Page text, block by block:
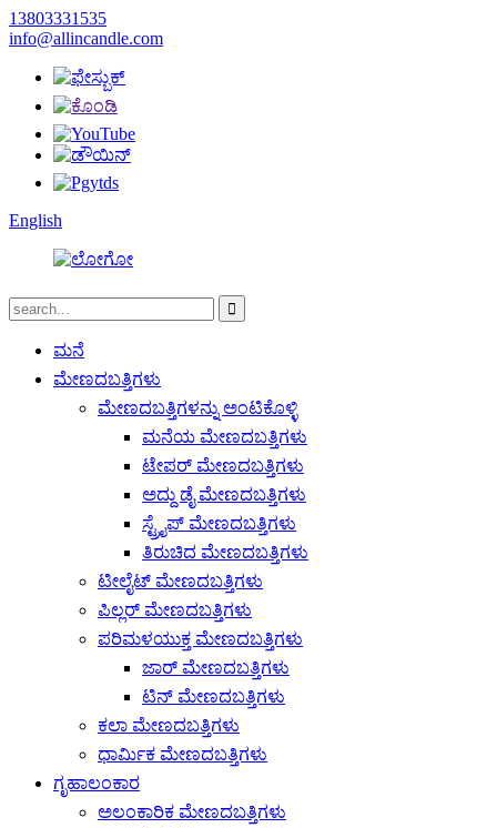
13803331535
info@allincandle.com
English
ಮನೆ
ಮೇಣದಬತ್ತಿಗಳು
ಮೇಣದಬತ್ತಿಗಳನ್ನು ಅಂಟಿಕೊಳ್ಳಿ
ಮನೆಯ ಮೇಣದಬತ್ತಿಗಳು
ಟೇಪರ್ ಮೇಣದಬತ್ತಿಗಳು
ಅದ್ದು ಡೈ ಮೇಣದಬತ್ತಿಗಳು
ಸ್ಟ್ರೈಪ್ ಮೇಣದಬತ್ತಿಗಳು
ತಿರುಚಿದ ಮೇಣದಬತ್ತಿಗಳು
ಟೀಲೈಟ್ ಮೇಣದಬತ್ತಿಗಳು
ಪಿಲ್ಲರ್ ಮೇಣದಬತ್ತಿಗಳು
ಪರಿಮಳಯುಕ್ತ ಮೇಣದಬತ್ತಿಗಳು
ಜಾರ್ ಮೇಣದಬತ್ತಿಗಳು
ಟಿನ್ ಮೇಣದಬತ್ತಿಗಳು
ಕಲಾ ಮೇಣದಬತ್ತಿಗಳು
ಧಾರ್ಮಿಕ ಮೇಣದಬತ್ತಿಗಳು
ಗೃಹಾಲಂಕಾರ
ಅಲಂಕಾರಿಕ ಮೇಣದಬತ್ತಿಗಳು